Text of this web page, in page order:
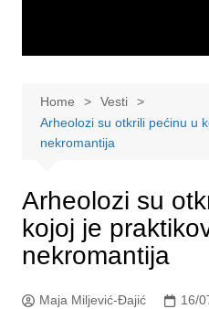
Home
Vesti
Arheolozi su otkrili pećinu u
nekromantija
Arheolozi su
kojoj je
nekromantija
Maja Miljević-Đajić 16/